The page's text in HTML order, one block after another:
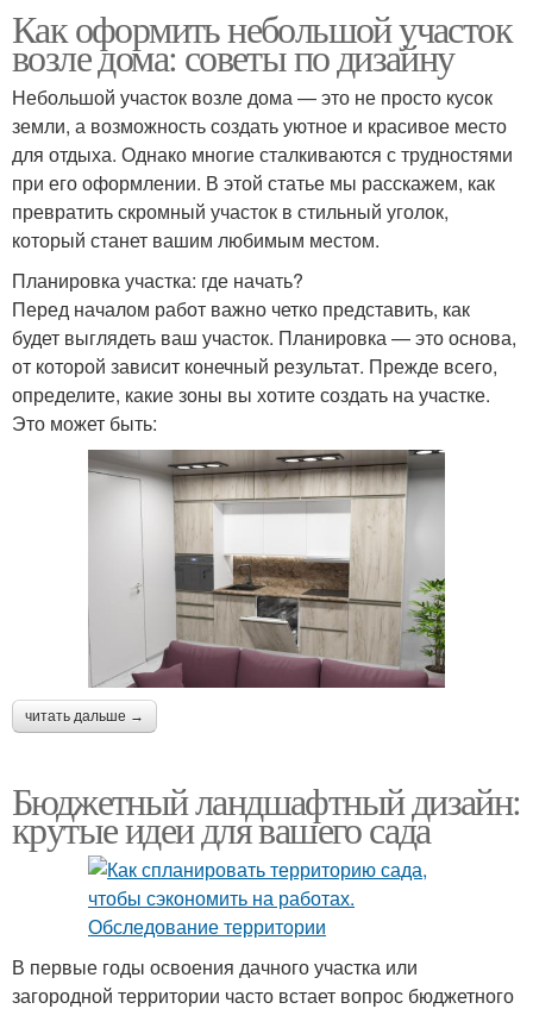
Как оформить небольшой участок
возле дома: советы по дизайну
Небольшой участок возле дома — это не просто кусок
земли, а возможность создать уютное и красивое место
для отдыха. Однако многие сталкиваются с трудностями
при его оформлении. В этой статье мы расскажем, как
превратить скромный участок в стильный уголок,
который станет вашим любимым местом.
Планировка участка: где начать?
Перед началом работ важно четко представить, как
будет выглядеть ваш участок. Планировка — это основа,
от которой зависит конечный результат. Прежде всего,
определите, какие зоны вы хотите создать на участке.
Это может быть:
читать дальше →
Бюджетный ландшафтный дизайн:
крутые идеи для вашего сада
В первые годы освоения дачного участка или
загородной территории часто встает вопрос бюджетного